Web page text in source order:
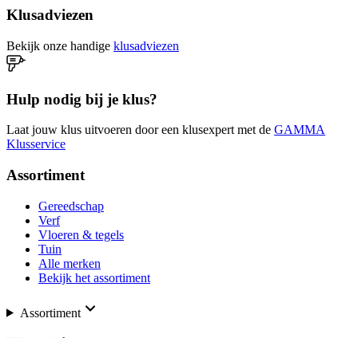
Klusadviezen
Bekijk onze handige klusadviezen
Hulp nodig bij je klus?
Laat jouw klus uitvoeren door een klusexpert met de GAMMA
Klusservice
Assortiment
Gereedschap
Verf
Vloeren & tegels
Tuin
Alle merken
Bekijk het assortiment
Assortiment